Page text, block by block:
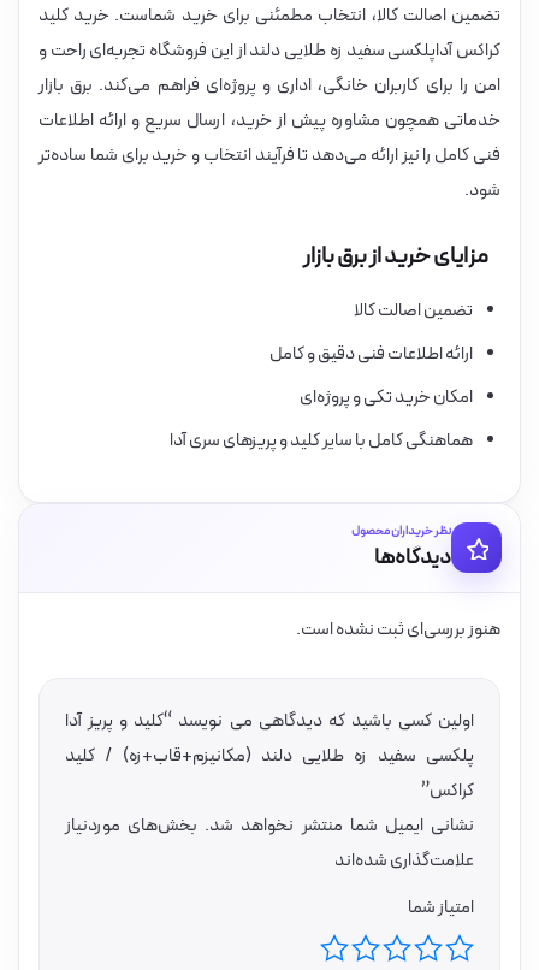
تضمین اصالت کالا، انتخاب مطمئنی برای خرید شماست. خرید کلید
کراکس آداپلکسی سفید زه طلایی دلند از این فروشگاه تجربه‌ای راحت و
امن را برای کاربران خانگی، اداری و پروژه‌ای فراهم می‌کند. برق بازار
خدماتی همچون مشاوره پیش از خرید، ارسال سریع و ارائه اطلاعات
فنی کامل را نیز ارائه می‌دهد تا فرآیند انتخاب و خرید برای شما ساده‌تر
شود.
مزایای خرید از برق بازار
تضمین اصالت کالا
ارائه اطلاعات فنی دقیق و کامل
امکان خرید تکی و پروژه‌ای
هماهنگی کامل با سایر کلید و پریزهای سری آدا
نظر خریداران محصول
دیدگاه‌ها
هنوز بررسی‌ای ثبت نشده است.
اولین کسی باشید که دیدگاهی می نویسد “کلید و پریز آدا
پلکسی سفید زه طلایی دلند (مکانیزم+قاب+زه) / کلید
کراکس”
نشانی ایمیل شما منتشر نخواهد شد. بخش‌های موردنیاز
علامت‌گذاری شده‌اند
امتیاز شما